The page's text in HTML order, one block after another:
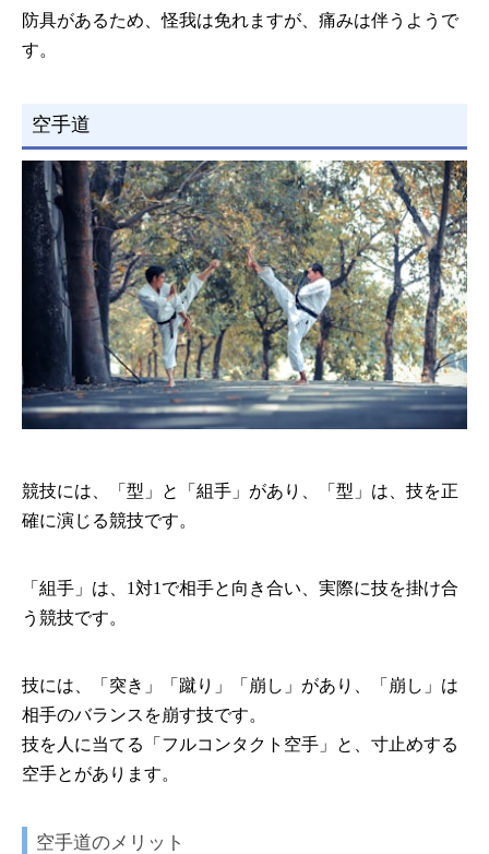
防具があるため、怪我は免れますが、痛みは伴うようで
す。
空手道
競技には、「型」と「組手」があり、「型」は、技を正
確に演じる競技です。
「組手」は、1対1で相手と向き合い、実際に技を掛け合
う競技です。
技には、「突き」「蹴り」「崩し」があり、「崩し」は
相手のバランスを崩す技です。
技を人に当てる「フルコンタクト空手」と、寸止めする
空手とがあります。
空手道のメリット